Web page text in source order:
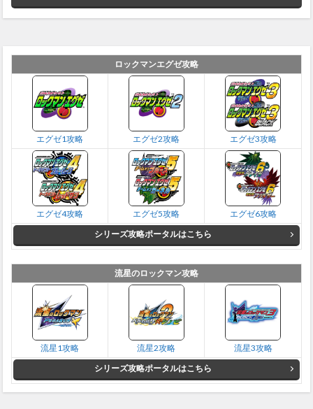
ロックマンエグゼ攻略
エグゼ1攻略 エグゼ2攻略 エグゼ3攻略
エグゼ4攻略 エグゼ5攻略
エグゼ6攻略
シリーズ攻略ポータルはこちら
流星のロックマン攻略
流星1攻略 流星2攻略
流星3攻略
シリーズ攻略ポータルはこちら